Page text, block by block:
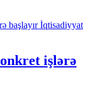
İqtisadiyyat
işlərə